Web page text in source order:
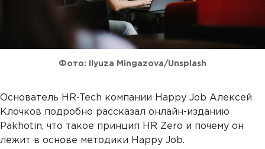
Фото: Ilyuza Mingazova/Unsplash
Основатель HR-Tech компании Happy Job Алексей
Клочков подробно рассказал онлайн-изданию
Pakhotin, что такое принцип HR Zero и почему он
лежит в основе методики Happy Job.